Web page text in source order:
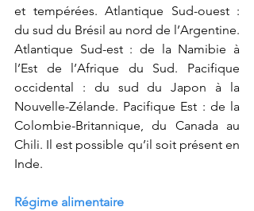
et tempérées. Atlantique Sud-ouest :
du sud du Brésil au nord de l’Argentine.
Atlantique Sud-est : de la Namibie à
l’Est de l’Afrique du Sud. Pacifique
occidental : du sud du Japon à la
Nouvelle-Zélande. Pacifique Est : de la
Colombie-Britannique, du Canada au
Chili. Il est possible qu’il soit présent en
Inde.
Régime alimentaire